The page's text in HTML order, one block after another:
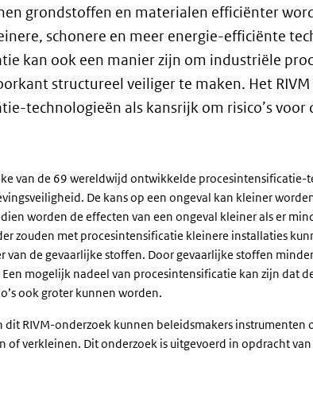
grondstoffen en materialen efficiënter
schonere en meer energie-efficiënte
kan ook een manier zijn om industriële
structureel veiliger te maken. Het RIVM
technologieën als kansrijk om risico’s voor
van de 69 wereldwijd ontwikkelde
De kans op een ongeval kan kleiner
worden de effecten van een ongeval kleiner als er
zouden met procesintensificatie kleinere installaties
van de gevaarlijke stoffen. Door gevaarlijke stoffen
mogelijk nadeel van procesintensificatie kan zijn dat
ook groter kunnen worden.
dit RIVM-onderzoek kunnen beleidsmakers instrumenten
of verkleinen. Dit onderzoek is uitgevoerd in opdracht